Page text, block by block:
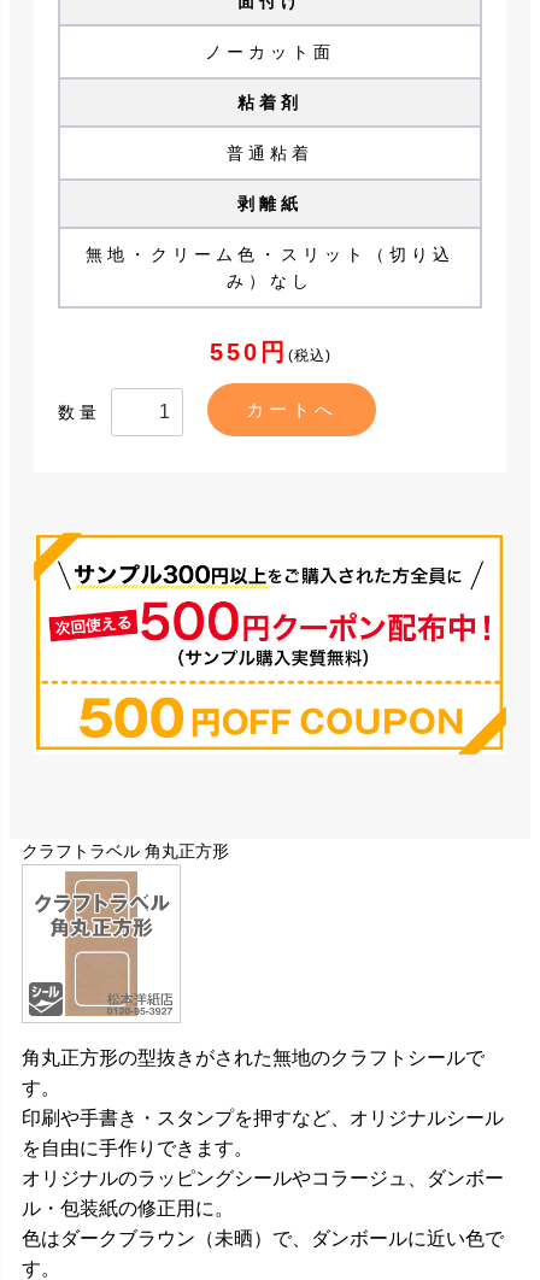
ノーカット面
粘着剤
普通粘着
剥離紙
無地・クリーム色・スリット（切り込
み）なし
550円 (税込)
数量
クラフトラベル 角丸正方形
角丸正方形の型抜きがされた無地のクラフトシールで
す。
印刷や手書き・スタンプを押すなど、オリジナルシール
を自由に手作りできます。
オリジナルのラッピングシールやコラージュ、ダンボー
ル・包装紙の修正用に。
色はダークブラウン（未晒）で、ダンボールに近い色で
す。